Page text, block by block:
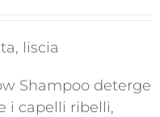
liscia
Shampoo deterge
i capelli ribelli,